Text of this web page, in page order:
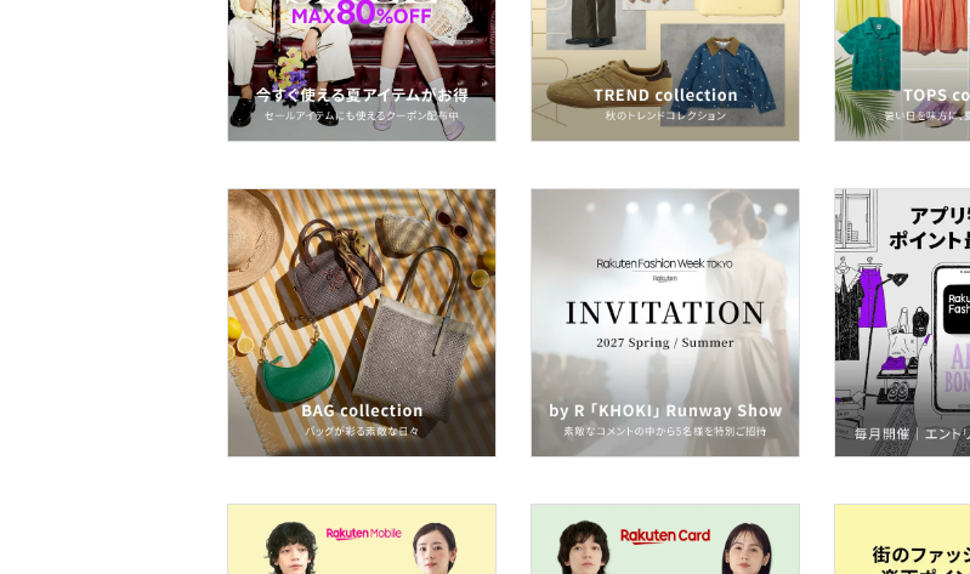
スポーツ・アウトドア用
品
文房具
福袋・ギフト・その他